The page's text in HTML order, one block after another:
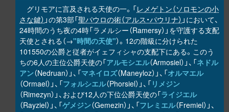
グリモアに言及される天使の一。「レメゲトン（ソロモンの小
さな鍵） 」の第3部「聖パウロの術（アルス・パウリナ） 」において、
24時間のうち夜の4時「ラメルシー（Ramersy）」を守護する支配
天使とされる（→"時間の天使"）。12の階級に分けられた
101550の公爵と従者がイェフィシャの支配下にある。このう
ちの6人の主位公爵天使の「アルモシエル（Armosiel）」、「ネドル
アン（Nedruan）」、「マネイロズ（Maneyloz）」、「オルマエル
（Ormael）」、「フォルシエル（Phorsiel）」、「リメジン
（Rimezyn）」、および12人の下位公爵天使の「ライジエル
（Rayziel）」、「ゲメジン（Gemezin）」、「フレミエル（Fremiel）」、